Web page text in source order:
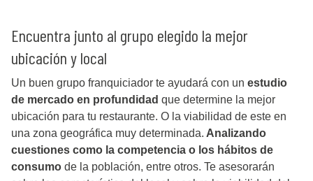
Encuentra junto al grupo elegido la mejor
ubicación y local
Un buen grupo franquiciador te ayudará con un estudio
de mercado en profundidad que determine la mejor
ubicación para tu restaurante. O la viabilidad de este en
una zona geográfica muy determinada. Analizando
cuestiones como la competencia o los hábitos de
consumo de la población, entre otros. Te asesorarán